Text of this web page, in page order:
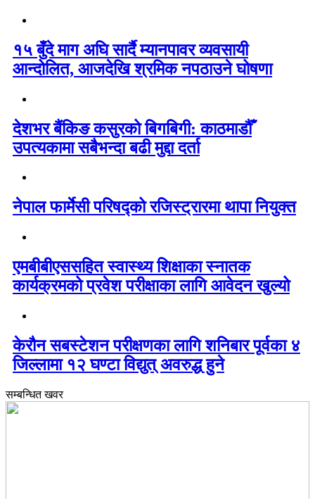
१५ बुँदे माग अघि सार्दै म्यानपावर व्यवसायी
आन्दोलित, आजदेखि श्रमिक नपठाउने घोषणा
देशभर बैंकिङ कसुरको बिगबिगी: काठमाडौँ
उपत्यकामा सबैभन्दा बढी मुद्दा दर्ता
नेपाल फार्मेसी परिषद्को रजिस्ट्रारमा थापा नियुक्त
एमबीबीएससहित स्वास्थ्य शिक्षाका स्नातक
कार्यक्रमको प्रवेश परीक्षाका लागि आवेदन खुल्यो
केरौन सबस्टेशन परीक्षणका लागि शनिबार पूर्वका ४
जिल्लामा १२ घण्टा विद्युत् अवरुद्ध हुने
सम्बन्धित खवर